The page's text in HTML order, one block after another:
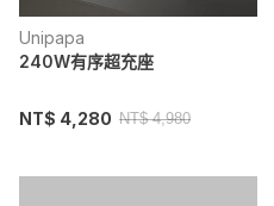
Unipapa
240W有序超充座
NT$ 4,280 NT$ 4,980